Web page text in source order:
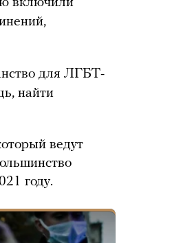
включили
для ЛГБТ-
найти
ведут
году.